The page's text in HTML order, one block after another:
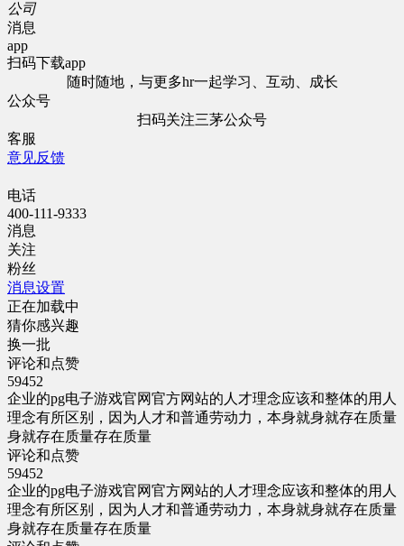
公司
消息
app
扫码下载app
随时随地，与更多hr一起学习、互动、成长
公众号
扫码关注三茅公众号
客服
意见反馈
电话
400-111-9333
消息
关注
粉丝
消息设置
正在加载中
猜你感兴趣
换一批
评论和点赞
59452
企业的pg电子游戏官网官方网站的人才理念应该和整体的用人
理念有所区别，因为人才和普通劳动力，本身就身就存在质量
身就存在质量存在质量
评论和点赞
59452
企业的pg电子游戏官网官方网站的人才理念应该和整体的用人
理念有所区别，因为人才和普通劳动力，本身就身就存在质量
身就存在质量存在质量